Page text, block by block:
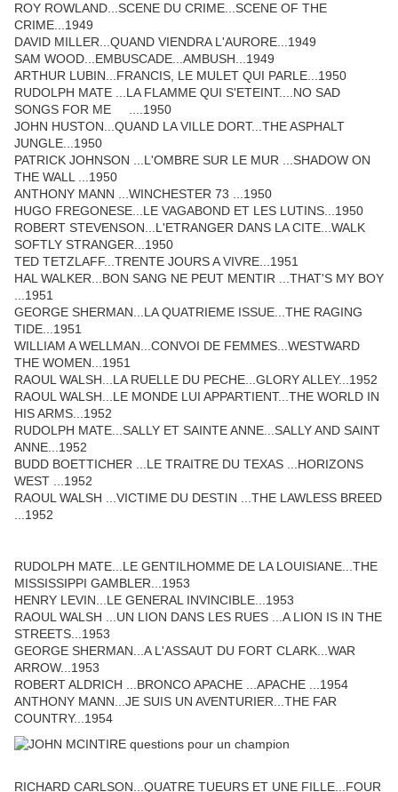
ROY ROWLAND...SCENE DU CRIME...SCENE OF THE
CRIME...1949
DAVID MILLER...QUAND VIENDRA L'AURORE...1949
SAM WOOD...EMBUSCADE...AMBUSH...1949
ARTHUR LUBIN...FRANCIS, LE MULET QUI PARLE...1950
RUDOLPH MATE ...LA FLAMME QUI S'ETEINT....NO SAD
SONGS FOR ME ....1950
JOHN HUSTON...QUAND LA VILLE DORT...THE ASPHALT
JUNGLE...1950
PATRICK JOHNSON ...L'OMBRE SUR LE MUR ...SHADOW ON
THE WALL ...1950
ANTHONY MANN ...WINCHESTER 73 ...1950
HUGO FREGONESE...LE VAGABOND ET LES LUTINS...1950
ROBERT STEVENSON...L'ETRANGER DANS LA CITE...WALK
SOFTLY STRANGER...1950
TED TETZLAFF...TRENTE JOURS A VIVRE...1951
HAL WALKER...BON SANG NE PEUT MENTIR ...THAT'S MY BOY
...1951
GEORGE SHERMAN...LA QUATRIEME ISSUE...THE RAGING
TIDE...1951
WILLIAM A WELLMAN...CONVOI DE FEMMES...WESTWARD
THE WOMEN...1951
RAOUL WALSH...LA RUELLE DU PECHE...GLORY ALLEY...1952
RAOUL WALSH...LE MONDE LUI APPARTIENT...THE WORLD IN
HIS ARMS...1952
RUDOLPH MATE...SALLY ET SAINTE ANNE...SALLY AND SAINT
ANNE...1952
BUDD BOETTICHER ...LE TRAITRE DU TEXAS ...HORIZONS
WEST ...1952
RAOUL WALSH ...VICTIME DU DESTIN ...THE LAWLESS BREED
...1952
RUDOLPH MATE...LE GENTILHOMME DE LA LOUISIANE...THE
MISSISSIPPI GAMBLER...1953
HENRY LEVIN...LE GENERAL INVINCIBLE...1953
RAOUL WALSH ...UN LION DANS LES RUES ...A LION IS IN THE
STREETS...1953
GEORGE SHERMAN...A L'ASSAUT DU FORT CLARK...WAR
ARROW...1953
ROBERT ALDRICH ...BRONCO APACHE ...APACHE ...1954
ANTHONY MANN...JE SUIS UN AVENTURIER...THE FAR
COUNTRY...1954
RICHARD CARLSON...QUATRE TUEURS ET UNE FILLE...FOUR